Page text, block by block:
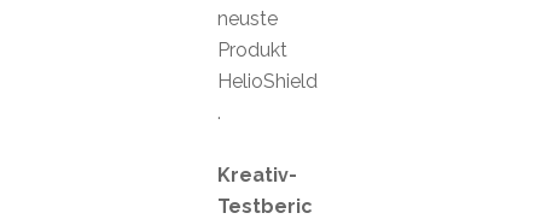
neuste
Produkt
HelioShield
.
Kreativ-
Testberic